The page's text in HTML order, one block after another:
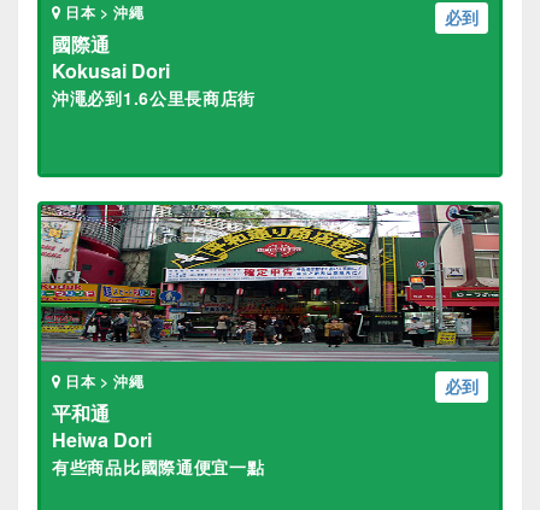
必到
日本 > 沖繩
國際通
Kokusai Dori
沖澠必到1.6公里長商店街
必到
日本 > 沖繩
平和通
Heiwa Dori
有些商品比國際通便宜一點